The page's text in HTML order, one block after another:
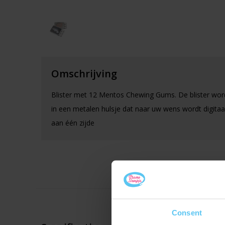
Consent
Omschrijving
Blister met 12 Mentos Chewing Gums. De blister
in een metalen hulsje dat naar uw wens wordt
aan één zijde